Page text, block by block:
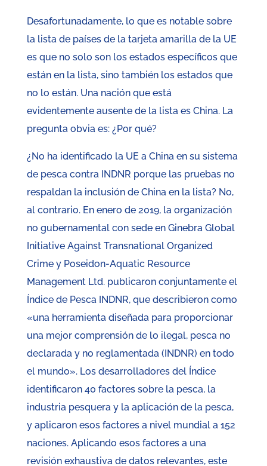
Desafortunadamente, lo que es notable sobre
la lista de países de la tarjeta amarilla de la UE
es que no solo son los estados específicos que
están en la lista, sino también los estados que
no lo están. Una nación que está
evidentemente ausente de la lista es China. La
pregunta obvia es: ¿Por qué?
¿No ha identificado la UE a China en su sistema
de pesca contra INDNR porque las pruebas no
respaldan la inclusión de China en la lista? No,
al contrario. En enero de 2019, la organización
no gubernamental con sede en Ginebra Global
Initiative Against Transnational Organized
Crime y Poseidon-Aquatic Resource
Management Ltd. publicaron conjuntamente el
Índice de Pesca INDNR, que describieron como
«una herramienta diseñada para proporcionar
una mejor comprensión de lo ilegal, pesca no
declarada y no reglamentada (INDNR) en todo
el mundo». Los desarrolladores del Índice
identificaron 40 factores sobre la pesca, la
industria pesquera y la aplicación de la pesca,
y aplicaron esos factores a nivel mundial a 152
naciones. Aplicando esos factores a una
revisión exhaustiva de datos relevantes, este